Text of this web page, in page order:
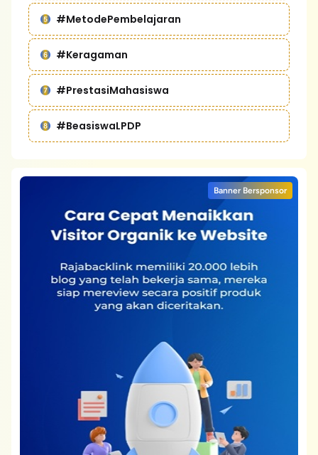
#MetodePembelajaran
#Keragaman
#PrestasiMahasiswa
#BeasiswaLPDP
Banner Bersponsor